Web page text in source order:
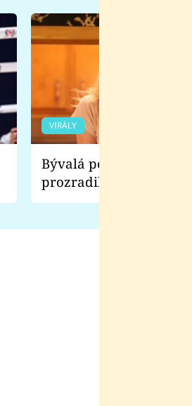
VIRÁLY
Bývalá pornoherečka
prozradila, co ji
natáčení Euforie.